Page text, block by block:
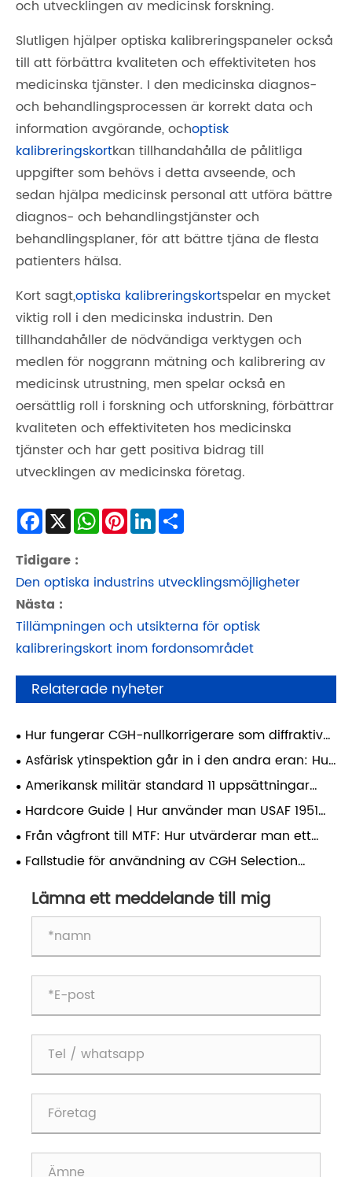
och utvecklingen av medicinsk forskning.
Slutligen hjälper optiska kalibreringspaneler också
till att förbättra kvaliteten och effektiviteten hos
medicinska tjänster. I den medicinska diagnos-
och behandlingsprocessen är korrekt data och
information avgörande, ochoptisk
kalibreringskortkan tillhandahålla de pålitliga
uppgifter som behövs i detta avseende, och
sedan hjälpa medicinsk personal att utföra bättre
diagnos- och behandlingstjänster och
behandlingsplaner, för att bättre tjäna de flesta
patienters hälsa.
Kort sagt,optiska kalibreringskortspelar en mycket
viktig roll i den medicinska industrin. Den
tillhandahåller de nödvändiga verktygen och
medlen för noggrann mätning och kalibrering av
medicinsk utrustning, men spelar också en
oersättlig roll i forskning och utforskning, förbättrar
kvaliteten och effektiviteten hos medicinska
tjänster och har gett positiva bidrag till
utvecklingen av medicinska företag.
Facebook
X WhatsApp
Pinterest
LinkedIn
Tidigare :
Den optiska industrins utvecklingsmöjligheter
Nästa :
Tillämpningen och utsikterna för optisk
kalibreringskort inom fordonsområdet
Relaterade nyheter
Hur fungerar CGH-nullkorrigerare som diffraktiva
nolllinser (DNL) för att möjliggöra asfärstestning
med hög precision?
Asfärisk ytinspektion går in i den andra eran: Hur
definierar effektivitet livslinjen för kvalitativ
förändring i framtida optisk tillverkning?
Amerikansk militär standard 11 uppsättningar
(3500 linjepar) av testmål med ultrahög
upplösning: en nyckelverifieringsstandard för den
verkliga upplösningsförmågan hos avancerade
linser.
Hardcore Guide | Hur använder man USAF 1951
korrekt för att kalibrera optisk systemupplösning?
Från vågfront till MTF: Hur utvärderar man ett
optiskt system fullt ut?
Fallstudie för användning av CGH Selection
Lämna ett meddelande till mig